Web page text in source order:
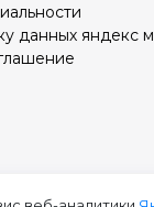
данных яндекс